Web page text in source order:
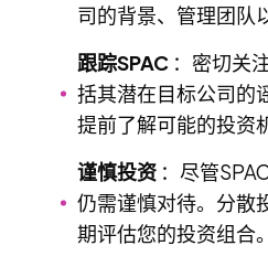
司的背景、管理团队
跟踪SPAC ：密切关
括其潜在目标公司的
提前了解可能的投资
谨慎投资 ：尽管
仍需谨慎对待。分散
期评估您的投资组合。